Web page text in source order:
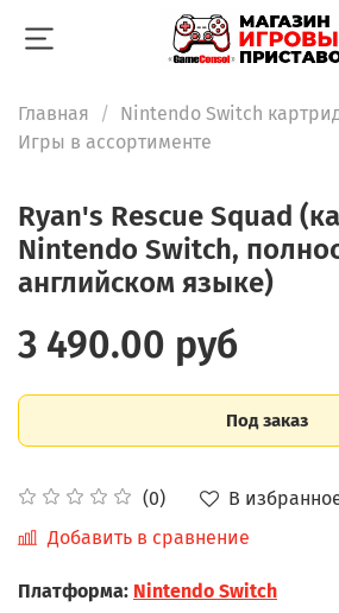
Главная
Nintendo Switch
Игры в ассортименте
Ryan's Rescue Squad
Nintendo Switch,
английском языке)
(0)
В
Добавить в сравнение
3 490.00 руб
Под заказ
Платформа: Nintendo Switch